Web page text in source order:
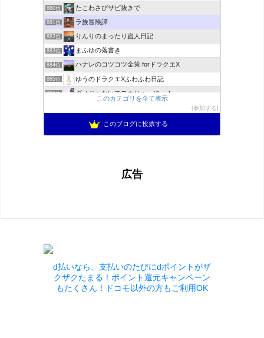
880位 たこわさびサビ抜きで
881位 ラ族冒険譚
882位 りんりのまったり盗人日記
883位 まふゆの落書き
884位 ハナレのコツコツ金策 forドラクエX
885位 ゆうのドラクエXふわふわ日記
886位 ダメジャないでスカじゃーにー！
ドラクエ10 ぱふぱふ日記
このカテゴリを全て表示
参加する
このブログに投票する
広告
d払いなら、支払いのたびにdポイントがザ
クザクたまる！ポイント還元キャンペーン
もたくさん！ドコモ以外の方もご利用OK